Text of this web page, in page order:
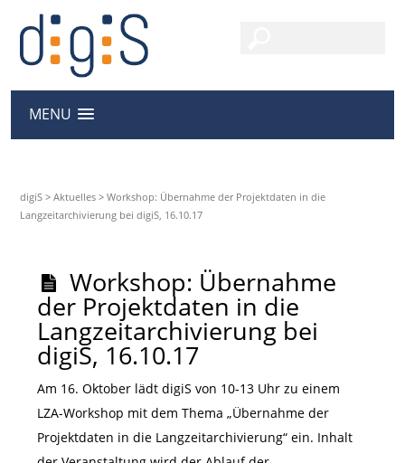
MENU
digiS >Aktuelles >Workshop: Übernahme der Projektdaten in die
Langzeitarchivierung bei digiS, 16.10.17
Workshop: Übernahme
der Projektdaten in die
Langzeitarchivierung bei
digiS, 16.10.17
Am 16. Oktober lädt digiS von 10-13 Uhr zu einem
LZA-Workshop mit dem Thema „Übernahme der
Projektdaten in die Langzeitarchivierung“ ein. Inhalt